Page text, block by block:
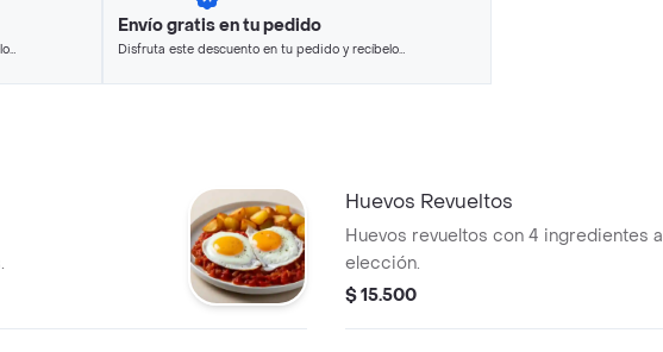
Envío gratis en tu pedido
Disfruta este descuento en tu pedido y recíbelo
Huevos Revueltos
Huevos revueltos con 4 ingredientes a
elección.
$ 15.500